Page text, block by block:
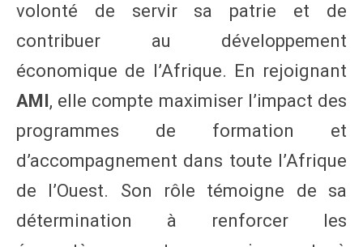
volonté de servir sa patrie et de
contribuer au développement
économique de l’Afrique. En rejoignant
AMI, elle compte maximiser l’impact des
programmes de formation et
d’accompagnement dans toute l’Afrique
de l’Ouest. Son rôle témoigne de sa
détermination à renforcer les